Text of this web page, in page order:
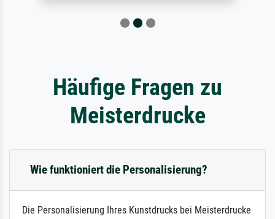
Häufige Fragen zu
Meisterdrucke
Wie funktioniert die Personalisierung?
Die Personalisierung Ihres Kunstdrucks bei Meisterdrucke